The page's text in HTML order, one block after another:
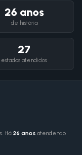
26 anos
de história
27
estados atendidos
Há 26 anos atendendo